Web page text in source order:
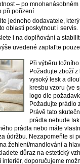
– po
při pořízení.
jednoho dodavatele,
oblasti poskytnout i servis.
i na doplňování a
uvedené zaplaťte
Při výběru
Požadujte zboží
vysoký lesk a
kresbu vzoru (ve
logo dle
Požadujte prádlo
Právě tato
prádla nebude
prádla nebo máte
údržbu. Nezapomeňte si
žehlení/mandlování a
důraz na estetický
interiér, doporučujeme